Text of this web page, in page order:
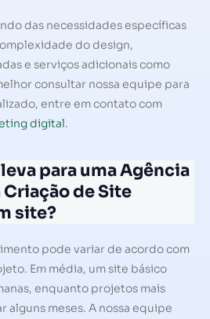
das necessidades específicas
do design,
e serviços adicionais como
consultar nossa equipe para
entre em contato com
digital.
para uma Agência
de Site
site?
pode variar de acordo com
Em média, um site básico
enquanto projetos mais
alguns meses. A nossa equipe